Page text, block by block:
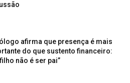
afirma que presença é mais
do que sustento financeiro:
não é ser pai”